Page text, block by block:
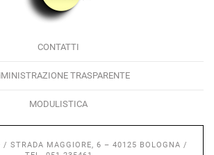
CONTATTI
TRASPARENTE
MODULISTICA
/ STRADA MAGGIORE, 6 – 40125 BOLOGNA /